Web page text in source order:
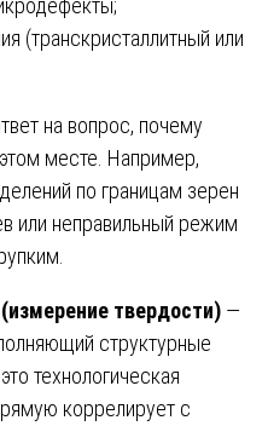
(транскристаллитный или
на вопрос, почему
месте. Например,
по границам зерен
или неправильный режим
твердости) —
структурные
технологическая
коррелирует с